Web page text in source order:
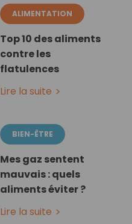
ALIMENTATION
Top 10 des aliments
contre les
flatulences
Lire la suite
BIEN-ÊTRE
Mes gaz sentent
mauvais : quels
aliments éviter ?
Lire la suite